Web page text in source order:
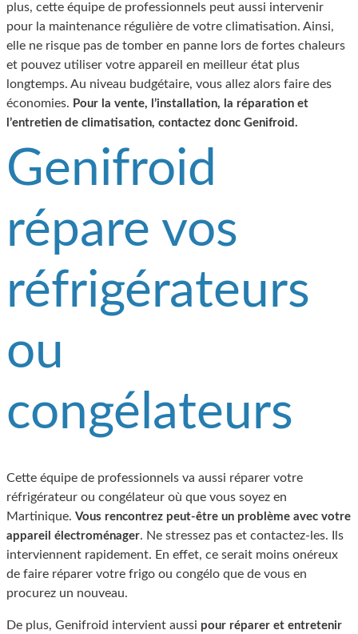
plus, cette équipe de professionnels peut aussi intervenir
pour la maintenance régulière de votre climatisation. Ainsi,
elle ne risque pas de tomber en panne lors de fortes chaleurs
et pouvez utiliser votre appareil en meilleur état plus
longtemps. Au niveau budgétaire, vous allez alors faire des
économies. Pour la vente, l’installation, la réparation et
l’entretien de climatisation, contactez donc Genifroid.
Genifroid
répare vos
réfrigérateurs
ou
congélateurs
Cette équipe de professionnels va aussi réparer votre
réfrigérateur ou congélateur où que vous soyez en
Martinique. Vous rencontrez peut-être un problème avec votre
appareil électroménager. Ne stressez pas et contactez-les. Ils
interviennent rapidement. En effet, ce serait moins onéreux
de faire réparer votre frigo ou congélo que de vous en
procurez un nouveau.
De plus, Genifroid intervient aussi pour réparer et entretenir